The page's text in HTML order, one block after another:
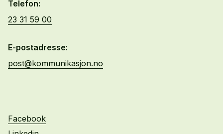
Telefon:
23 31 59 00
E-postadresse:
post@kommunikasjon.no
Facebook